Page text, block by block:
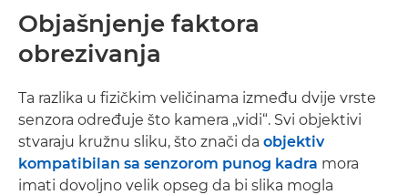
Objašnjenje faktora
obrezivanja
Ta razlika u fizičkim veličinama između dvije vrste
senzora određuje što kamera „vidi“. Svi objektivi
stvaraju kružnu sliku, što znači da objektiv
kompatibilan sa senzorom punog kadra mora
imati dovoljno velik opseg da bi slika mogla